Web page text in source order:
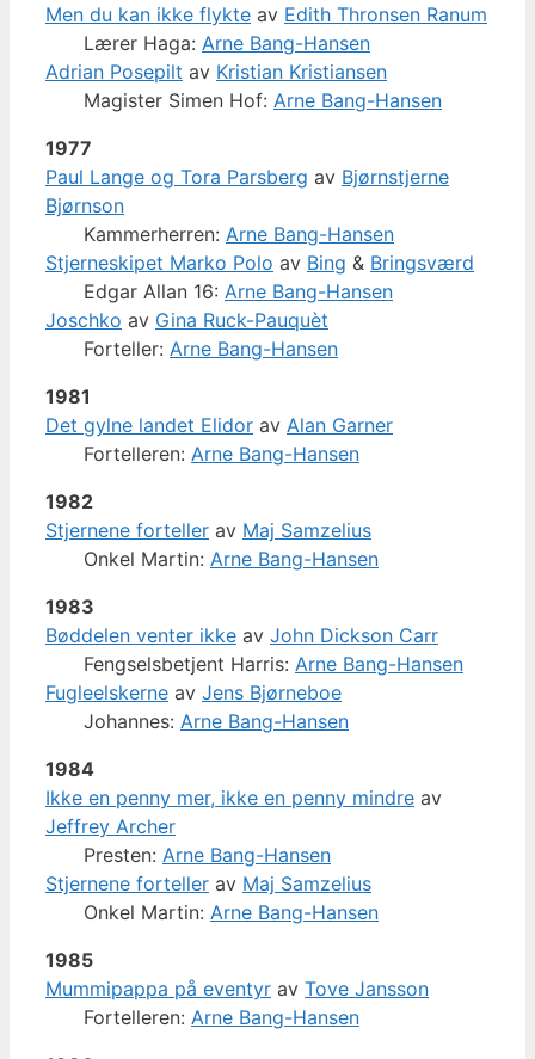
Men du kan ikke flykte av Edith Thronsen Ranum
Lærer Haga: Arne Bang-Hansen
Adrian Posepilt av Kristian Kristiansen
Magister Simen Hof: Arne Bang-Hansen
1977
Paul Lange og Tora Parsberg av Bjørnstjerne
Bjørnson
Kammerherren: Arne Bang-Hansen
Stjerneskipet Marko Polo av Bing & Bringsværd
Edgar Allan 16: Arne Bang-Hansen
Joschko av Gina Ruck-Pauquèt
Forteller: Arne Bang-Hansen
1981
Det gylne landet Elidor av Alan Garner
Fortelleren: Arne Bang-Hansen
1982
Stjernene forteller av Maj Samzelius
Onkel Martin: Arne Bang-Hansen
1983
Bøddelen venter ikke av John Dickson Carr
Fengselsbetjent Harris: Arne Bang-Hansen
Fugleelskerne av Jens Bjørneboe
Johannes: Arne Bang-Hansen
1984
Ikke en penny mer, ikke en penny mindre av
Jeffrey Archer
Presten: Arne Bang-Hansen
Stjernene forteller av Maj Samzelius
Onkel Martin: Arne Bang-Hansen
1985
Mummipappa på eventyr av Tove Jansson
Fortelleren: Arne Bang-Hansen